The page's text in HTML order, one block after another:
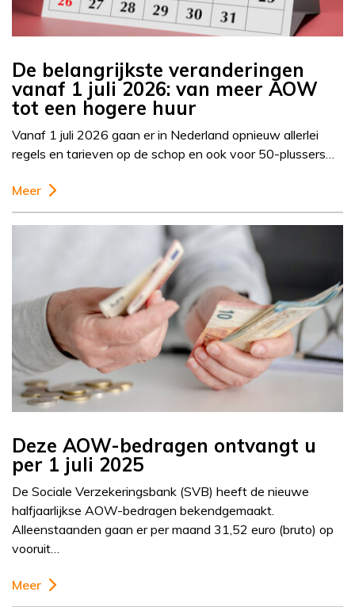
De belangrijkste veranderingen
vanaf 1 juli 2026: van meer AOW
tot een hogere huur
Vanaf 1 juli 2026 gaan er in Nederland opnieuw allerlei
regels en tarieven op de schop en ook voor 50-plussers…
Meer
Deze AOW-bedragen ontvangt u
per 1 juli 2025
De Sociale Verzekeringsbank (SVB) heeft de nieuwe
halfjaarlijkse AOW-bedragen bekendgemaakt.
Alleenstaanden gaan er per maand 31,52 euro (bruto) op
vooruit…
Meer